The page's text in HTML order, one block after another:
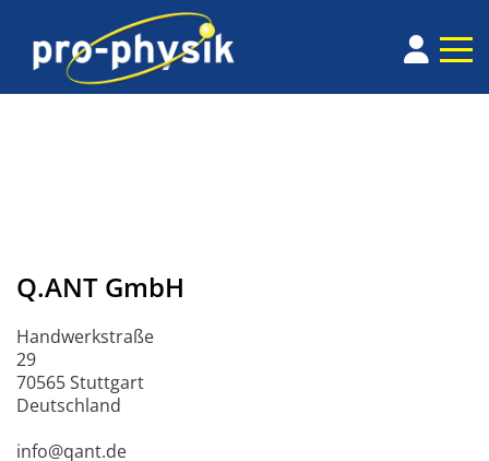
Q.ANT GmbH
Handwerkstraße
29
70565 Stuttgart
Deutschland
info@qant.de